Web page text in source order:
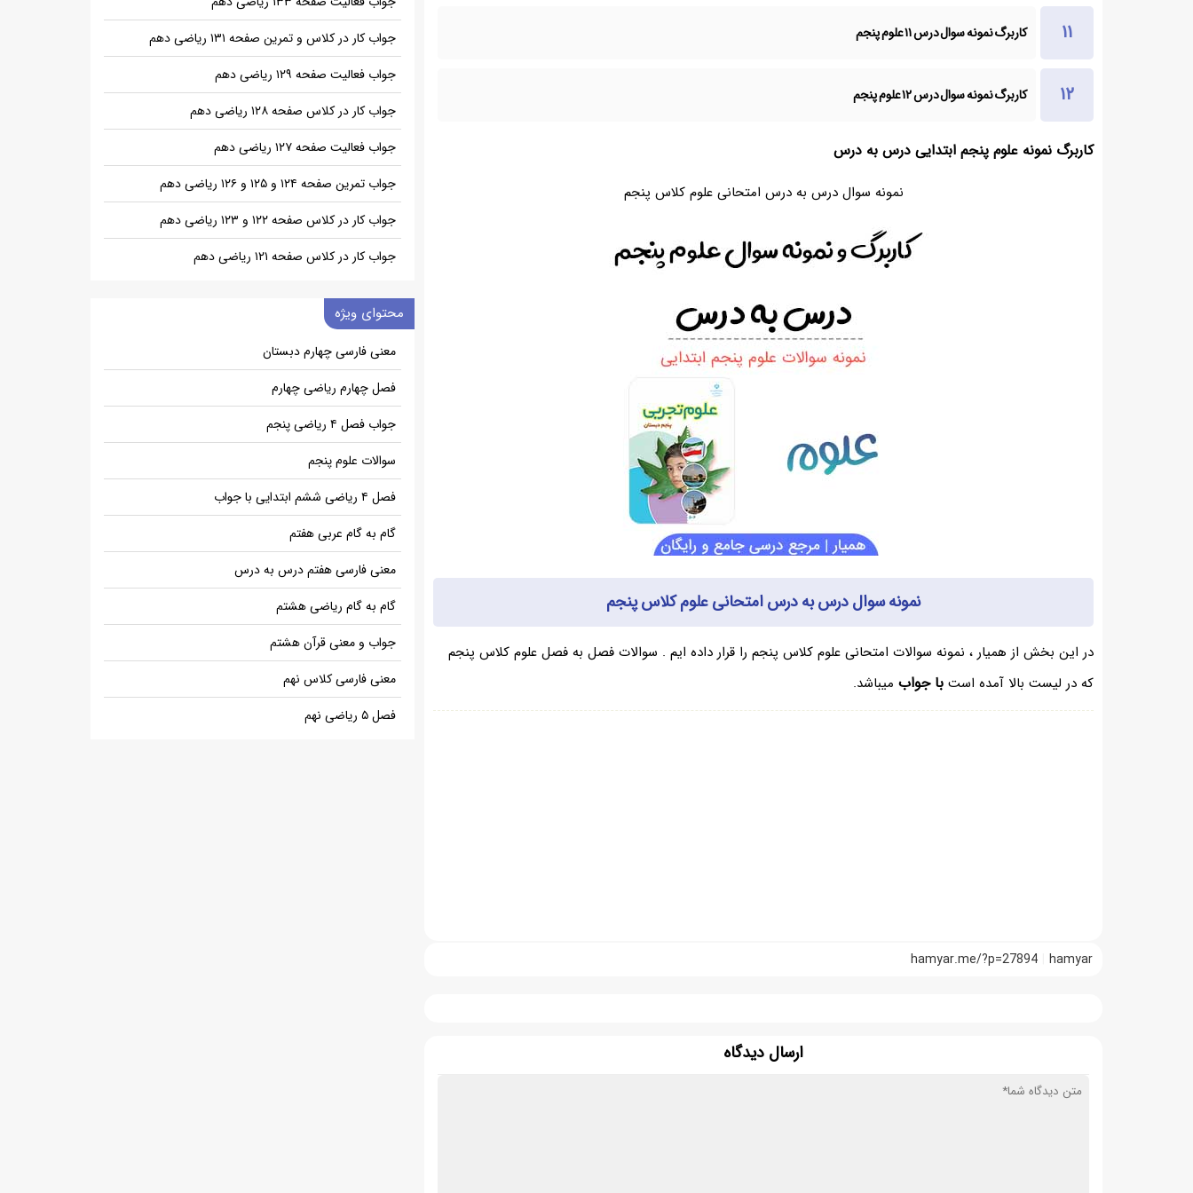
کاربرگ نمونه سوال درس ۱۱ علوم پنجم
کاربرگ نمونه سوال درس ۱۲ علوم پنجم
کاربرگ نمونه علوم پنجم ابتدایی درس به درس
نمونه سوال درس به درس امتحانی علوم کلاس پنجم
نمونه سوال درس به درس امتحانی علوم کلاس پنجم
در این بخش از همیار ، نمونه سوالات امتحانی علوم کلاس پنجم را قرار داده ایم . سوالات فصل به فصل علوم کلاس پنجم
که در لیست بالا آمده است با جواب میباشد.
hamyar
hamyar.me/?p=27894
ارسال دیدگاه
جواب کار در کلاس و تمرین صفحه ۱۳۱ ریاضی دهم
جواب فعالیت صفحه ۱۲۹ ریاضی دهم
جواب کار در کلاس صفحه ۱۲۸ ریاضی دهم
جواب فعالیت صفحه ۱۲۷ ریاضی دهم
جواب تمرین صفحه ۱۲۴ و ۱۲۵ و ۱۲۶ ریاضی دهم
جواب کار در کلاس صفحه ۱۲۲ و ۱۲۳ ریاضی دهم
جواب کار در کلاس صفحه ۱۲۱ ریاضی دهم
محتوای ویژه
معنی فارسی چهارم دبستان
فصل چهارم ریاضی چهارم
جواب فصل ۴ ریاضی پنجم
سوالات علوم پنجم
فصل ۴ ریاضی ششم ابتدایی با جواب
گام به گام عربی هفتم
معنی فارسی هفتم درس به درس
گام به گام ریاضی هشتم
جواب و معنی قرآن هشتم
معنی فارسی کلاس نهم
فصل ۵ ریاضی نهم